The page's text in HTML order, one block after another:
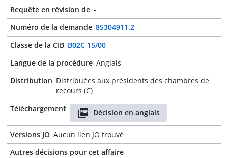
Requête en révision de -
Numéro de la demande 85304911.2
Classe de la CIB B02C 15/00
Langue de la procédure Anglais
Distribution Distribuées aux présidents des chambres de
recours (C)
Téléchargement
Décision en anglais
Versions JO Aucun lien JO trouvé
Autres décisions pour cet affaire -